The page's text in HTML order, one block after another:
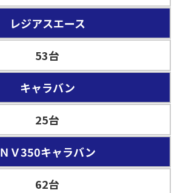
レジアスエース
53台
キャラバン
25台
ＮＶ350キャラバン
62台